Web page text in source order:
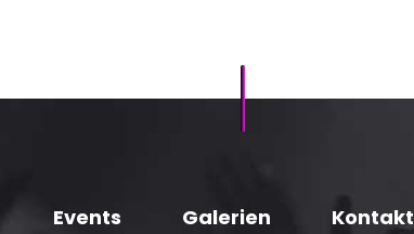
Events Galerien Kontakt